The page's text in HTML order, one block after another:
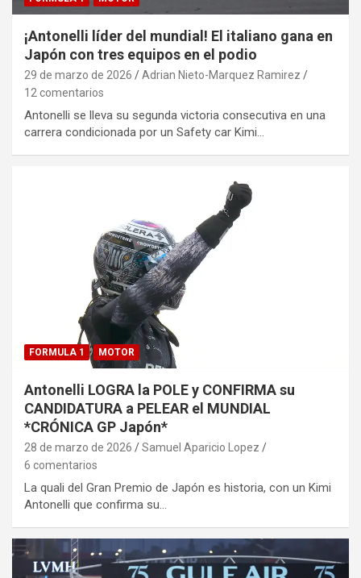
¡Antonelli líder del mundial! El italiano gana en
Japón con tres equipos en el podio
29 de marzo de 2026
Adrian Nieto-Marquez Ramirez
12 comentarios
Antonelli se lleva su segunda victoria consecutiva en una
carrera condicionada por un Safety car Kimi…
FORMULA 1 MOTOR
Antonelli LOGRA la POLE y CONFIRMA su
CANDIDATURA a PELEAR el MUNDIAL
*CRÓNICA GP Japón*
28 de marzo de 2026
Samuel Aparicio Lopez
6 comentarios
La quali del Gran Premio de Japón es historia, con un Kimi
Antonelli que confirma su…